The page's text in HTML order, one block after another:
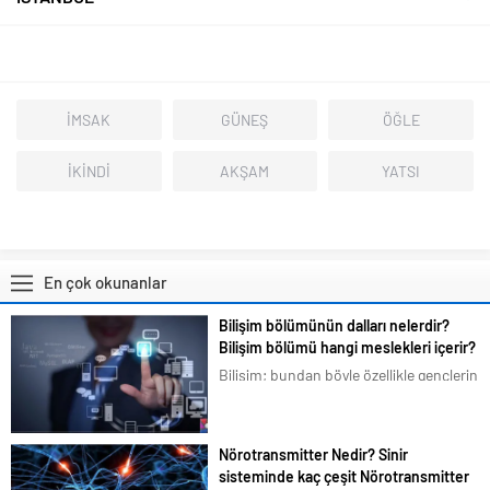
İMSAK GÜNEŞ ÖĞLE
İKİNDİ AKŞAM YATSI
En çok okunanlar
Bilişim bölümünün dalları nelerdir?
Bilişim bölümü hangi meslekleri içerir?
Bilişim; bundan böyle özellikle gençlerin
en basit bir şeyi bile akıllı telefonlarımız
üzerindeki uygulamalardan...
Nörotransmitter Nedir? Sinir
sisteminde kaç çeşit Nörotransmitter